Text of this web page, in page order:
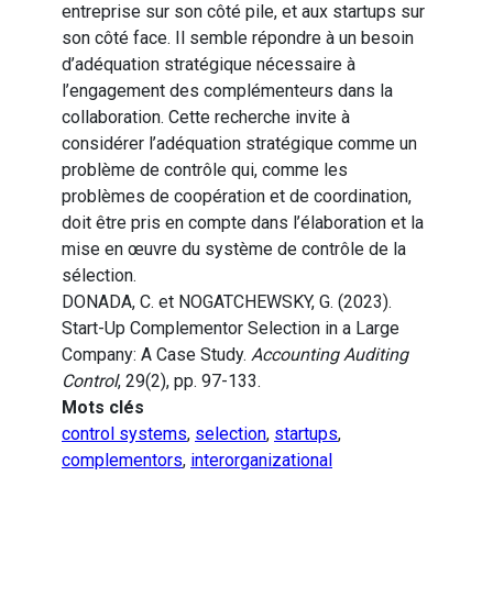
entreprise sur son côté pile, et aux startups sur
son côté face. Il semble répondre à un besoin
d’adéquation stratégique nécessaire à
l’engagement des complémenteurs dans la
collaboration. Cette recherche invite à
considérer l’adéquation stratégique comme un
problème de contrôle qui, comme les
problèmes de coopération et de coordination,
doit être pris en compte dans l’élaboration et la
mise en œuvre du système de contrôle de la
sélection.
DONADA, C. et NOGATCHEWSKY, G. (2023).
Start-Up Complementor Selection in a Large
Company: A Case Study. Accounting Auditing
Control, 29(2), pp. 97-133.
Mots clés
control systems, selection, startups,
complementors, interorganizational